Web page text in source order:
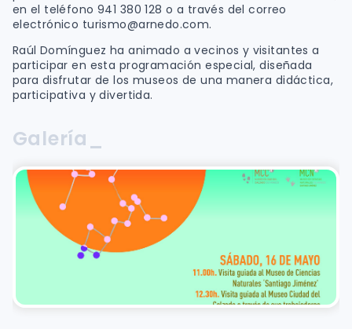
en el teléfono 941 380 128 o a través del correo
electrónico turismo@arnedo.com.
Raúl Domínguez ha animado a vecinos y visitantes a
participar en esta programación especial, diseñada
para disfrutar de los museos de una manera didáctica,
participativa y divertida.
Galería_